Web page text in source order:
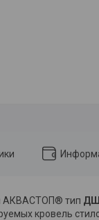
АКВАСТОП® тип
кровель